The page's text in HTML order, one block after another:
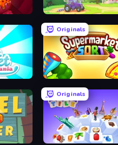
Originals
Originals
Travel Tile